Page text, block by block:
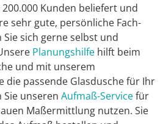
Kunden beliefert und
sehr gute, persönliche Fach-
sich gerne selbst und
Planungshilfe hilft beim
und mit unserem
die passende Glasdusche für Ihr
Sie unseren Aufmaß-Servicefür
Maßermittlung nutzen. Sie